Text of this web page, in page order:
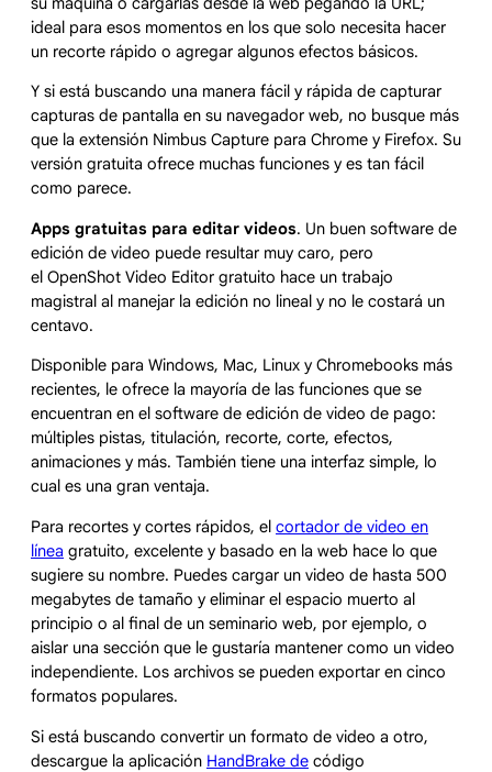
ideal para esos momentos en los que solo necesita hacer
un recorte rápido o agregar algunos efectos básicos.
Y si está buscando una manera fácil y rápida de capturar
capturas de pantalla en su navegador web, no busque más
que la extensión Nimbus Capture para Chrome y Firefox. Su
versión gratuita ofrece muchas funciones y es tan fácil
como parece.
Apps gratuitas para editar videos. Un buen software de
edición de video puede resultar muy caro, pero
el OpenShot Video Editor gratuito hace un trabajo
magistral al manejar la edición no lineal y no le costará un
centavo.
Disponible para Windows, Mac, Linux y Chromebooks más
recientes, le ofrece la mayoría de las funciones que se
encuentran en el software de edición de video de pago:
múltiples pistas, titulación, recorte, corte, efectos,
animaciones y más. También tiene una interfaz simple, lo
cual es una gran ventaja.
Para recortes y cortes rápidos, el cortador de video en
línea gratuito, excelente y basado en la web hace lo que
sugiere su nombre. Puedes cargar un video de hasta 500
megabytes de tamaño y eliminar el espacio muerto al
principio o al final de un seminario web, por ejemplo, o
aislar una sección que le gustaría mantener como un video
independiente. Los archivos se pueden exportar en cinco
formatos populares.
Si está buscando convertir un formato de video a otro,
descargue la aplicación HandBrake de código